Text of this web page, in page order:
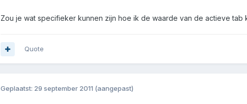
Zou je wat specifieker kunnen zijn hoe ik de waarde van de actieve tab
Quote
Geplaatst: 29 september 2011 (aangepast)